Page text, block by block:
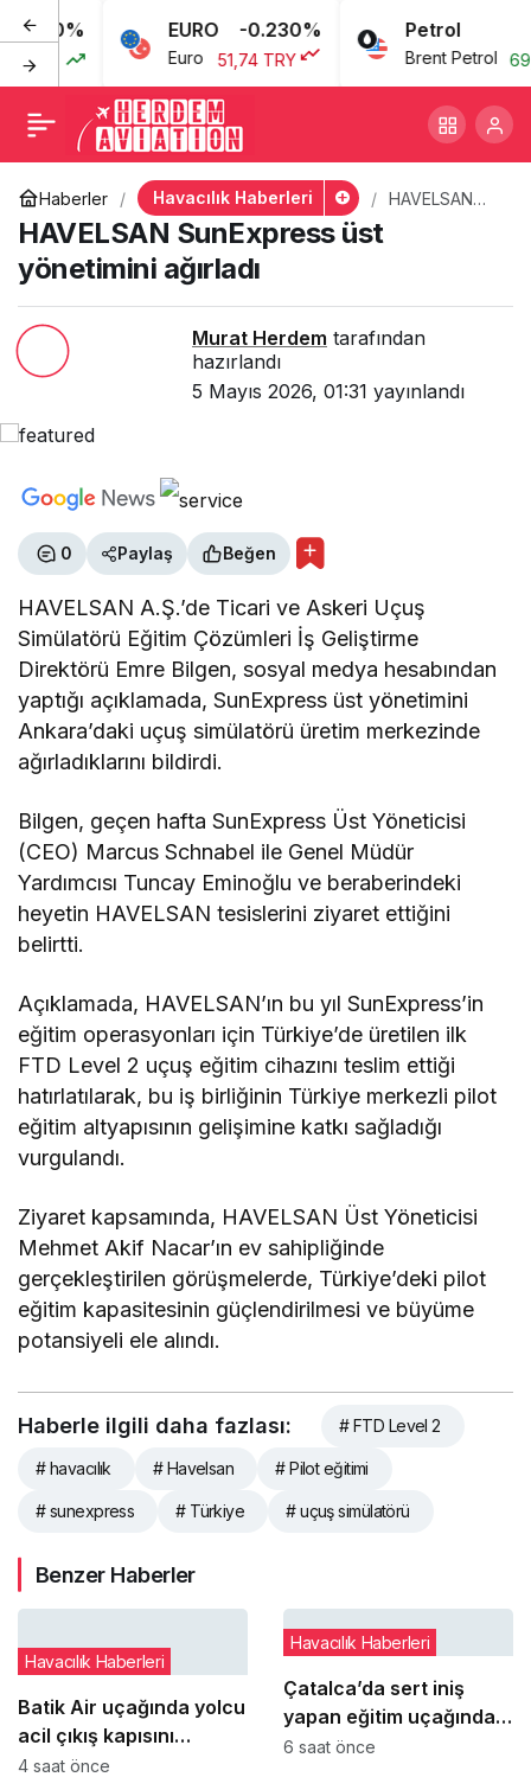
EURO -0.230%
Euro 51,74 TRY
Petrol
Brent Petrol
Haberler Havacılık Haberleri
HAVELSAN
HAVELSAN SunExpress üst
yönetimini ağırladı
Murat Herdem tarafından
hazırlandı
5 Mayıs 2026, 01:31 yayınlandı
0 Paylaş Beğen
HAVELSAN A.Ş.’de Ticari ve Askeri Uçuş
Simülatörü Eğitim Çözümleri İş Geliştirme
Direktörü Emre Bilgen, sosyal medya hesabından
yaptığı açıklamada, SunExpress üst yönetimini
Ankara’daki uçuş simülatörü üretim merkezinde
ağırladıklarını bildirdi.
Bilgen, geçen hafta SunExpress Üst Yöneticisi
(CEO) Marcus Schnabel ile Genel Müdür
Yardımcısı Tuncay Eminoğlu ve beraberindeki
heyetin HAVELSAN tesislerini ziyaret ettiğini
belirtti.
Açıklamada, HAVELSAN’ın bu yıl SunExpress’in
eğitim operasyonları için Türkiye’de üretilen ilk
FTD Level 2 uçuş eğitim cihazını teslim ettiği
hatırlatılarak, bu iş birliğinin Türkiye merkezli pilot
eğitim altyapısının gelişimine katkı sağladığı
vurgulandı.
Ziyaret kapsamında, HAVELSAN Üst Yöneticisi
Mehmet Akif Nacar’ın ev sahipliğinde
gerçekleştirilen görüşmelerde, Türkiye’deki pilot
eğitim kapasitesinin güçlendirilmesi ve büyüme
potansiyeli ele alındı.
HAVELSAN SunExpress
üst yönetimini ağırladı
+ - 0
Haberle ilgili daha fazlası: # FTD Level 2
# havacılık # Havelsan # Pilot eğitimi
# sunexpress # Türkiye # uçuş simülatörü
Benzer Haberler
Batik Air uçağında yolcu
acil çıkış kapısını
açmaya çalıştı
Havacılık Haberleri
4 saat önce
Çatalca’da sert iniş
yapan eğitim uçağındaki
öğrenci pilot yaralandı
Havacılık Haberleri
6 saat önce